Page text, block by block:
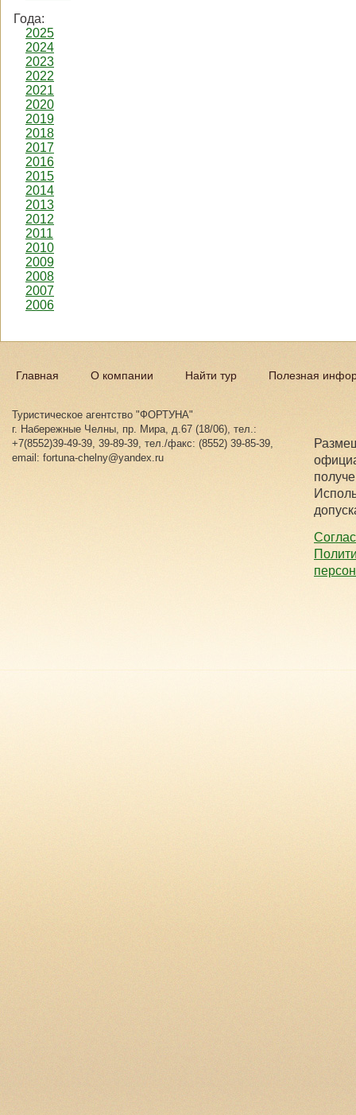
Года:
2025
2024
2023
2022
2021
2020
2019
2018
2017
2016
2015
2014
2013
2012
2011
2010
2009
2008
2007
2006
Главная О компании Найти тур Полезная
Туристическое агентство "ФОРТУНА"
г. Набережные Челны, пр. Мира, д.67 (18/06), тел.:
+7(8552)39-49-39, 39-89-39, тел./факс: (8552) 39-85-39,
email: fortuna-chelny@yandex.ru